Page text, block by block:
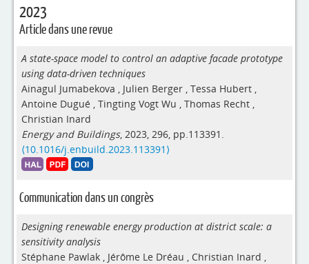
2023
Article dans une revue
A state-space model to control an adaptive facade prototype
using data-driven techniques
Ainagul Jumabekova , Julien Berger , Tessa Hubert ,
Antoine Dugué , Tingting Vogt Wu , Thomas Recht ,
Christian Inard
Energy and Buildings, 2023, 296, pp.113391.
⟨10.1016/j.enbuild.2023.113391⟩
Communication dans un congrès
Designing renewable energy production at district scale: a
sensitivity analysis
Stéphane Pawlak , Jérôme Le Dréau , Christian Inard ,